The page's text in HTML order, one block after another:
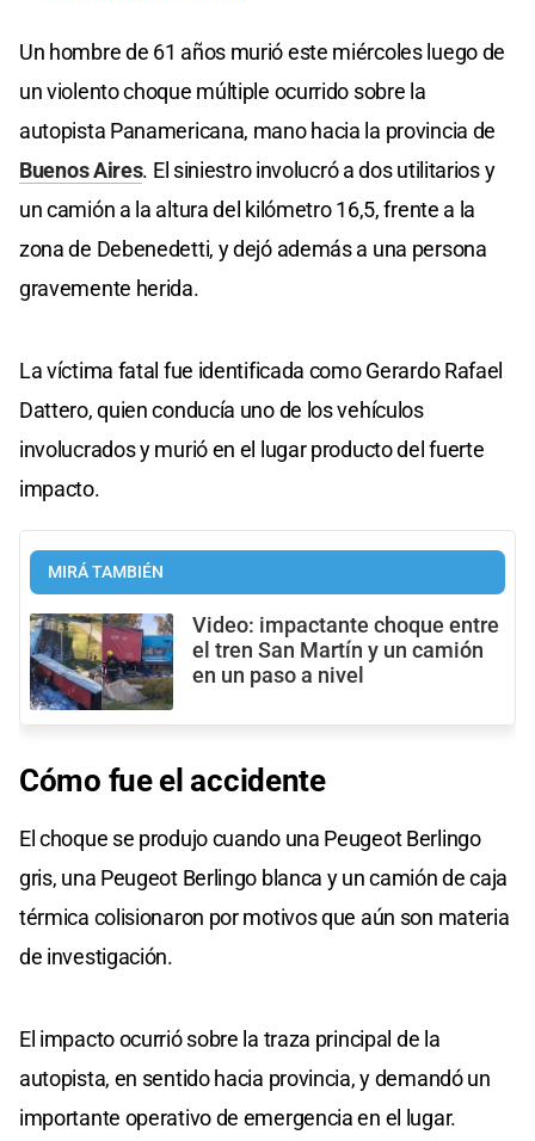
Un hombre de 61 años murió este miércoles luego de
un violento choque múltiple ocurrido sobre la
autopista Panamericana, mano hacia la provincia de
Buenos Aires. El siniestro involucró a dos utilitarios y
un camión a la altura del kilómetro 16,5, frente a la
zona de Debenedetti, y dejó además a una persona
gravemente herida.
La víctima fatal fue identificada como Gerardo Rafael
Dattero, quien conducía uno de los vehículos
involucrados y murió en el lugar producto del fuerte
impacto.
MIRÁ TAMBIÉN
Video: impactante choque entre
el tren San Martín y un camión
en un paso a nivel
Cómo fue el accidente
El choque se produjo cuando una Peugeot Berlingo
gris, una Peugeot Berlingo blanca y un camión de caja
térmica colisionaron por motivos que aún son materia
de investigación.
El impacto ocurrió sobre la traza principal de la
autopista, en sentido hacia provincia, y demandó un
importante operativo de emergencia en el lugar.